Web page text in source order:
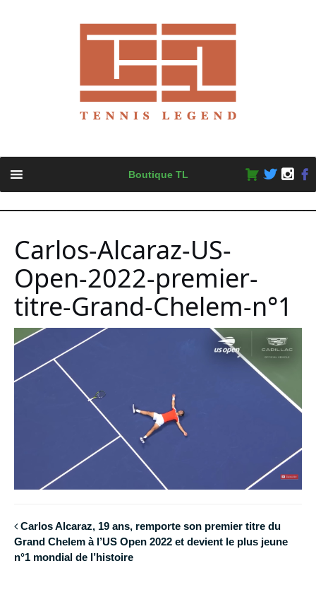
content
Boutique TL
Carlos-Alcaraz-US-
Open-2022-premier-
titre-Grand-Chelem-n°1
Carlos Alcaraz, 19 ans, remporte son premier titre du
Grand Chelem à l’US Open 2022 et devient le plus jeune
n°1 mondial de l’histoire